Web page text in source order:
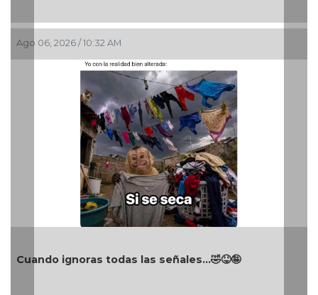
Ago 06, 2026 / 10:32 AM
Cuando ignoras todas las señales…🤣😝🤪